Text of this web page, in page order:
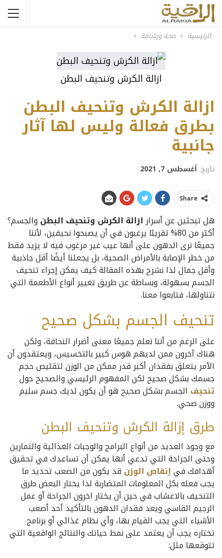
الرئيسية صحة ورشاقة
ازالة الكرش وتنحيف البطن
ازالة الكرش وتنحيف البطن
بطرق فعالة وليس لها آثار
جانبية
تاريخ أغسطس 7, 2021
Share
هل تبحثين عن أسرارازالة الكرش وتنحيف البطن والجسم؟
أكثر من 80% تقريبًا يرغبون في أن يصبحوا نحيفين، لأننا
جميعًا نرى الدهون على أنها عيب غير مرغوب فيه لا يزيد فقط
من خطر الإصابة بالأمراض الصحية، بل يجعلنا أيضًا أقل جاذبية
وأقل جمال لذا نشرح بهذه المقالة كيف يمكن إجراء تنحيف
الجسم بسهولة، وبساطة عن طريق تغيير أنواع الأطعمة التي
نتناولها، فتابعوا معنا.
تنحيف الجسم بشكل صحيح
على الرغم من أننا نعلم جميعًا معنى أضرار النحافة، ولكن
هناك آخرون ممن لديهم هوس كبير بالتخسيس، ويعتقدون أن
الأمر يتعلق بفقدان أكبر قدر ممكن من الوزن لتقليص حجم
جسمك بشكل صحيح لكن المفهوم الرئيسي والصحيح حول
تنحيف الجسم بشكل صحيح هو أن يكون لديك جسم سليم
ووزن صحي.
طرق إزالة الكرش وتنحيف البطن
مع وجود العديد من أنواع البرامج والوجبات الغذائية والتمارين
وحتى الجراحة التي تدعي أنها يمكن أن تساعدك في تحقيق
أهدافك فيإنقاص الوزن قد يكون من الصعب تحديد ما
يجب فعله بكل المعلومات المتضاربة لذا يختار البعض طرق
التنحيف بالاعشاب في حين أن يختار اخرون الجراحة أو عمل
الرجيم القاسي ويعد فقدان الدهون بالتأكيد أحد أصعب
الأشياء التي يجب القيام بها، وأي نظام غذائي أو برنامج
تختاره يجب أن يعتمد على نمط حياتك والنتائج الواقعية التي
تتوقعها مثل: